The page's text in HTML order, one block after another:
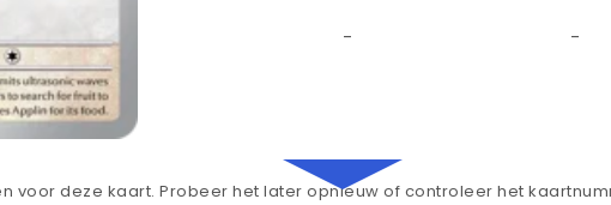
- -
voor deze kaart. Probeer het later opnieuw of controleer het